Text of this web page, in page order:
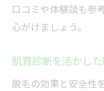
口コミや体験談も参
心がけましょう。
肌質診断を活かし
脱毛の効果と安全性